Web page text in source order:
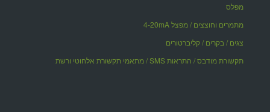
מפלס
מתמרים וחוצצים / מפצל 4-20mA
צגים / בקרים / קליברטורים
תקשורת מודבס / התראות SMS / מתאמי תקשורת אלחוטי ורשת